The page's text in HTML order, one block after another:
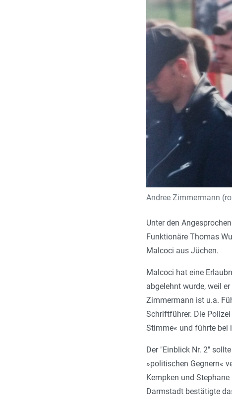
Andree Zimmermann
Unter den
Funktionäre Thomas
Malcoci aus Jüchen.
Malcoci hat eine
abgelehnt wurde, weil
Zimmermann ist u.a.
Schriftführer. Die
Stimme« und führte bei
Der "Einblick Nr. 2"
»politischen Gegnern«
Kempken und
Darmstadt bestätigte